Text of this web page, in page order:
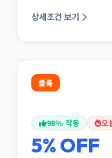
상세조건 보기
클룩
98% 작동 오
5% OFF